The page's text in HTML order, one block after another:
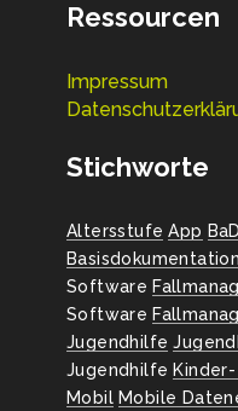
Ressourcen
Impressum
Stichworte
Altersstufe App
Basisdokumentation
Software
Software
Jugendhilfe
Jugendhilfe
Mobil Mobile